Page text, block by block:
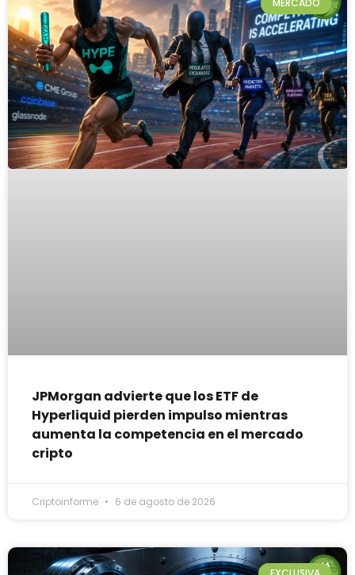
MERCADO
JPMorgan advierte que los ETF de
Hyperliquid pierden impulso mientras
aumenta la competencia en el mercado
cripto
Criptoinforme 6 de agosto de 2026